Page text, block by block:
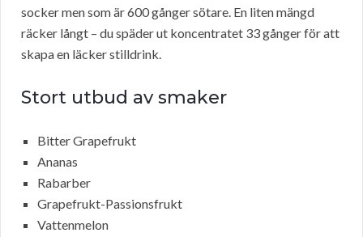
socker men som är 600 gånger sötare. En liten mängd
räcker långt – du späder ut koncentratet 33 gånger för att
skapa en läcker stilldrink.
Stort utbud av smaker
Bitter Grapefrukt
Ananas
Rabarber
Grapefrukt-Passionsfrukt
Vattenmelon